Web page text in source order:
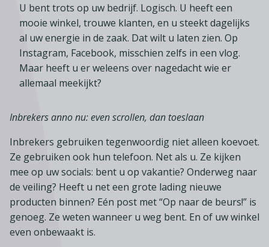
A-Z
Inloggen
Zoeken
Innovatie
Klanten
Ondernemerschap
Werkgeverschap
Biologische speciaalzaken
Drogisterijen
Drankenspeciaalzaken
Huishoudelijke artikelenzaken
Zoetwarenwinkels
Speelgoed, hobby- en feestartikelen
Branchecijfers
Bedrijfsjuridisch advies
Bedrijfseconomisch advies
Franchise advies
Verenigingsondersteuning
Tarieven en voorwaarden
Vakcentrum Expertise overzicht
Belangenbehartiging
Advies
Diensten
Kennis & inspiratie
Publicatieoverzicht
Over Vakcentrum
Over Vakcentrum overzicht
Lid worden
Ons team
Vacatures
Partners
Jaarverslag
Pers
U bent trots op uw bedrijf. Logisch. U heeft een
mooie winkel, trouwe klanten, en u steekt dagelijks
al uw energie in de zaak. Dat wilt u laten zien. Op
Instagram, Facebook, misschien zelfs in een vlog.
Maar heeft u er weleens over nagedacht wie er
allemaal meekijkt?
Inbrekers anno nu: even scrollen, dan toeslaan
Inbrekers gebruiken tegenwoordig niet alleen koevoet.
Ze gebruiken ook hun telefoon. Net als u. Ze kijken
mee op uw socials: bent u op vakantie? Onderweg naar
de veiling? Heeft u net een grote lading nieuwe
producten binnen? Eén post met “Op naar de beurs!” is
genoeg. Ze weten wanneer u weg bent. En of uw winkel
even onbewaakt is.